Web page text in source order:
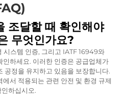
조달할 때 확인해야
무엇인가요?
스템 인증, 그리고 IATF 16949와
인하세요. 이러한 인증은 공급업체가
공정을 유지하고 있음을 보장합니다.
서 적용되는 관련 안전 및 환경 규제
하십시오.